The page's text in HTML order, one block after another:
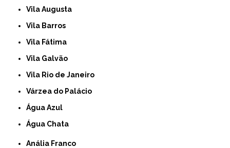
Vila Augusta
Vila Barros
Vila Fátima
Vila Galvão
Vila Rio de Janeiro
Várzea do Palácio
Água Azul
Água Chata
Anália Franco